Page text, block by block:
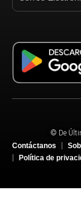
© De
Contáctanos
Política de